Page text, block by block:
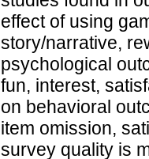
effect of using
story/narrative,
psychological
fun, interest,
on behavioral
item omission,
survey quality is